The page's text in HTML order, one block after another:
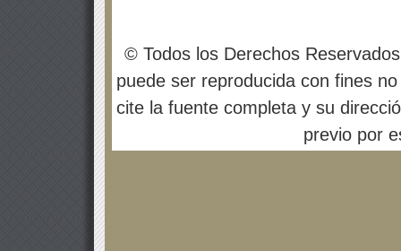
© Todos los Derechos
puede ser reproducida con fines
cite la fuente completa y su
previo por